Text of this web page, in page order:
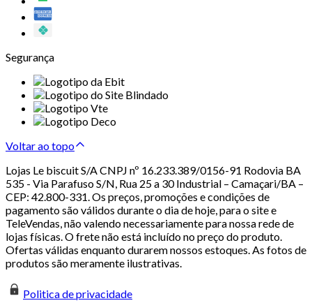
Segurança
Voltar ao topo
Lojas Le biscuit S/A CNPJ nº 16.233.389/0156-91 Rodovia BA
535 - Via Parafuso S/N, Rua 25 a 30 Industrial – Camaçari/BA –
CEP: 42.800-331. Os preços, promoções e condições de
pagamento são válidos durante o dia de hoje, para o site e
TeleVendas, não valendo necessariamente para nossa rede de
lojas físicas. O frete não está incluído no preço do produto.
Ofertas válidas enquanto durarem nossos estoques. As fotos de
produtos são meramente ilustrativas.
Politica de privacidade